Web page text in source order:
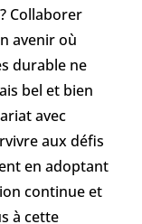
Collaborer
avenir où
durable ne
bel et bien
avec
aux défis
en adoptant
continue et
à cette